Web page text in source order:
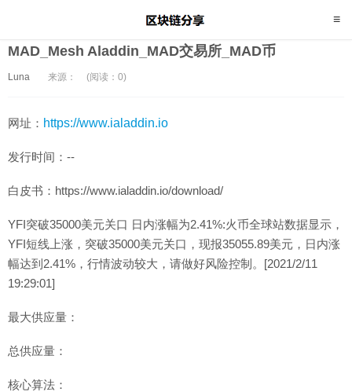
MAD_Mesh Aladdin_MAD交易所_MAD币
Luna 来源： (阅读：0)
网址： https://www.ialaddin.io
发行时间：--
白皮书：https://www.ialaddin.io/download/
YFI突破35000美元关口 日内涨幅为2.41%:火币全球站数据显示，
YFI短线上涨，突破35000美元关口，现报35055.89美元，日内涨
幅达到2.41%，行情波动较大，请做好风险控制。[2021/2/11
19:29:01]
最大供应量：
总供应量：
核心算法：